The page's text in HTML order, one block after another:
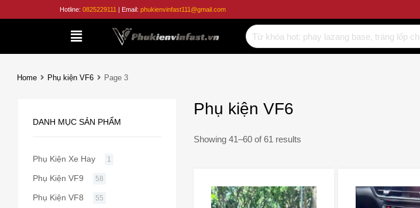
Kiện
Hotline: 0825229111 | Email: phukienvinfast111@gmail.com
Home Phụ kiện VF6 Page 3
Phụ kiện VF6
Showing 41–60 of 61 results
DANH MỤC SẢN PHẨM
Phụ Kiện Xe Hay 1
Phụ Kiện VF9 58
Phụ Kiện VF8 55